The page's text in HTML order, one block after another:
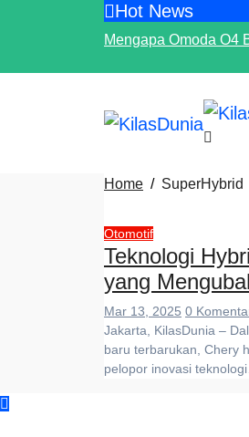
Hot News
Mengapa Omoda O4
Home SuperHybrid
Otomotif
Teknologi
yang
Mar 13, 2025 0
Jakarta, KilasDunia – Dalam era transisi menuju energi
baru terbarukan, Chery
pelopor inovasi